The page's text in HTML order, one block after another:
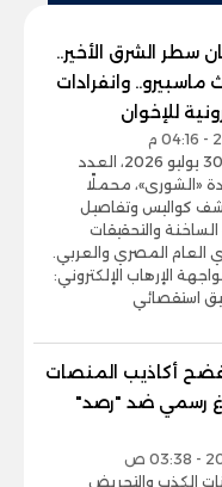
سطر الشرق الأخير..
ماسبيرو.. وانفرادات
للإخوان
يصدر صباح غدٍ الخميس، 30 يوليو 2026، العدد
«الشورى»، محملًا
كواليس وتفاصيل
والتحقيقات
العام المصري والعربي.
الإرهاب الإلكتروني:
استقصائي
أكاذيب المنصات
رسمي ضد "رصد"
الكذب والتحريض